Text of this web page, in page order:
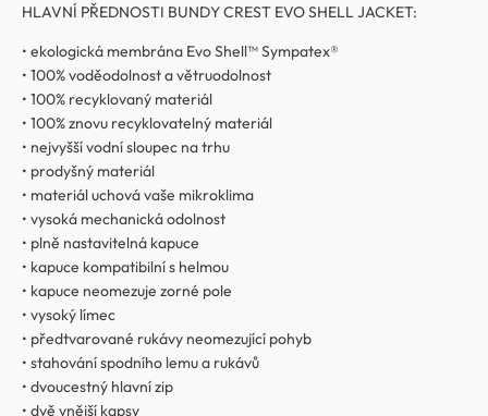
HLAVNÍ PŘEDNOSTI BUNDY CREST EVO SHELL JACKET:
• ekologická membrána Evo Shell™ Sympatex®
• 100% voděodolnost a větruodolnost
• 100% recyklovaný materiál
• 100% znovu recyklovatelný materiál
• nejvyšší vodní sloupec na trhu
• prodyšný materiál
• materiál uchová vaše mikroklima
• vysoká mechanická odolnost
• plně nastavitelná kapuce
• kapuce kompatibilní s helmou
• kapuce neomezuje zorné pole
• vysoký límec
• předtvarované rukávy neomezující pohyb
• stahování spodního lemu a rukávů
• dvoucestný hlavní zip
• dvě vnější kapsy